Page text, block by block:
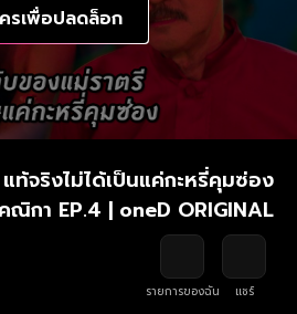
รเพื่อปลดล็อก
ท้จริงไม่ได้เป็นแค่กะหรี่คุมซ่อง
กา EP.4 | oneD ORIGINAL
รายการของฉัน
แชร์